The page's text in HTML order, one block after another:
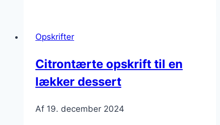
Opskrifter
Citrontærte opskrift til en
lækker dessert
Af 19. december 2024